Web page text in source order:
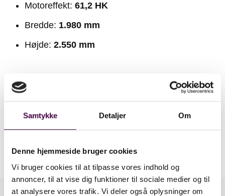
Samtykke Detaljer Om
Denne hjemmeside bruger cookies
Vi bruger cookies til at tilpasse vores indhold og
annoncer, til at vise dig funktioner til sociale medier og til
at analysere vores trafik. Vi deler også oplysninger om
Motoreffekt:61,2 HK
Bredde: 1.980 mm
Højde:2.550 mm